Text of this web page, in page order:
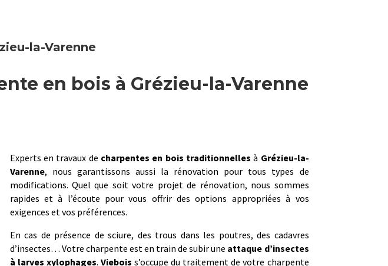
la-Varenne
en bois à Grézieu-la-Varenne
Experts en travaux de charpentes en bois traditionnelles à Grézieu-la-
Varenne, nous garantissons aussi la rénovation pour tous types de
modifications. Quel que soit votre projet de rénovation, nous sommes
rapides et à l’écoute pour vous offrir des options appropriées à vos
exigences et vos préférences.
En cas de présence de sciure, des trous dans les poutres, des cadavres
d’insectes… Votre charpente est en train de subir une attaque d’insectes
à larves xylophages. Viebois s’occupe du traitement de votre charpente